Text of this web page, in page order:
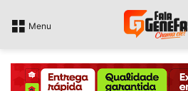
Menu